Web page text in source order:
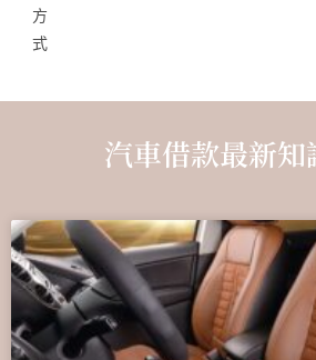
方
式
汽車借款最新知